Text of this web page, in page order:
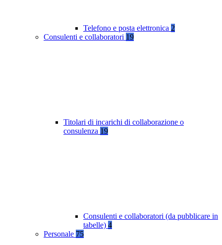
Telefono e posta elettronica 2
Consulenti e collaboratori 19
Titolari di incarichi di collaborazione o
consulenza 19
Consulenti e collaboratori (da pubblicare in
tabelle) 4
Personale 75